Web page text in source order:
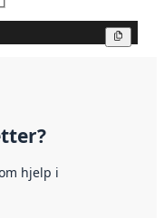
hjelp i